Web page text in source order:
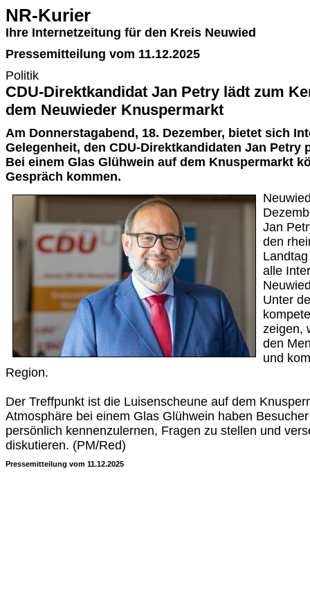
NR-Kurier
Ihre Internetzeitung für den Kreis Neuwied
Pressemitteilung vom 11.12.2025
Politik
CDU-Direktkandidat Jan Petry lädt zum
dem Neuwieder Knuspermarkt
Am Donnerstagabend, 18. Dezember, bietet sich
Gelegenheit, den CDU-Direktkandidaten Jan Petry
Bei einem Glas Glühwein auf dem Knuspermarkt
Gespräch kommen.
Jan
den
alle
Unter
zeigen,
den
und
Region.
Der Treffpunkt ist die Luisenscheune auf dem
Atmosphäre bei einem Glas Glühwein haben
persönlich kennenzulernen, Fragen zu stellen und
diskutieren. (PM/Red)
Pressemitteilung vom 11.12.2025